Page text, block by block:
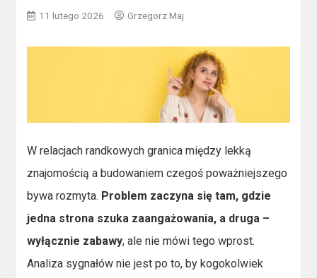
11 lutego 2026 Grzegorz Maj
W relacjach randkowych granica między lekką
znajomością a budowaniem czegoś poważniejszego
bywa rozmyta. Problem zaczyna się tam, gdzie
jedna strona szuka zaangażowania, a druga –
wyłącznie zabawy, ale nie mówi tego wprost.
Analiza sygnałów nie jest po to, by kogokolwiek